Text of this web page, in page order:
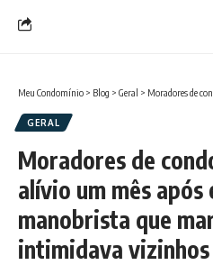
Meu Condomínio > Blog > Geral > Moradores de condomínio
GERAL
Moradores de
alívio um mês após
manobrista que
intimidava vizinhos